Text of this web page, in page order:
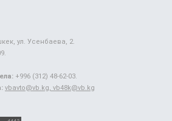
ул. Усенбаева, 2.
+996 (312) 48-62-03.
vbavto@vb.kg, vb48k@vb.kg